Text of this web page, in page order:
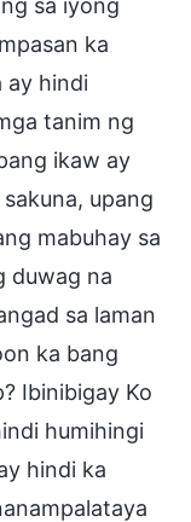
ka
ay hindi
tanim ng
ikaw ay
upang
mabuhay sa
duwag na
sa laman
ka bang
Ibinibigay Ko
humihingi
hindi ka